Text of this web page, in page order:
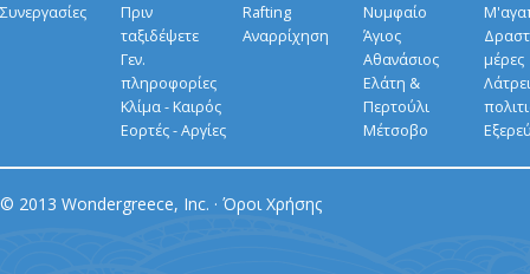
Συνεργασίες
Πριν
ταξιδέψετε
Γεν.
πληροφορίες
Κλίμα - Καιρός
Εορτές - Αργίες
Rafting
Αναρρίχηση
Νυμφαίο
Άγιος
Αθανάσιος
Ελάτη &
Περτούλι
Μέτσοβο
μέρες
© 2013 Wondergreece, Inc. · Όροι Χρήσης